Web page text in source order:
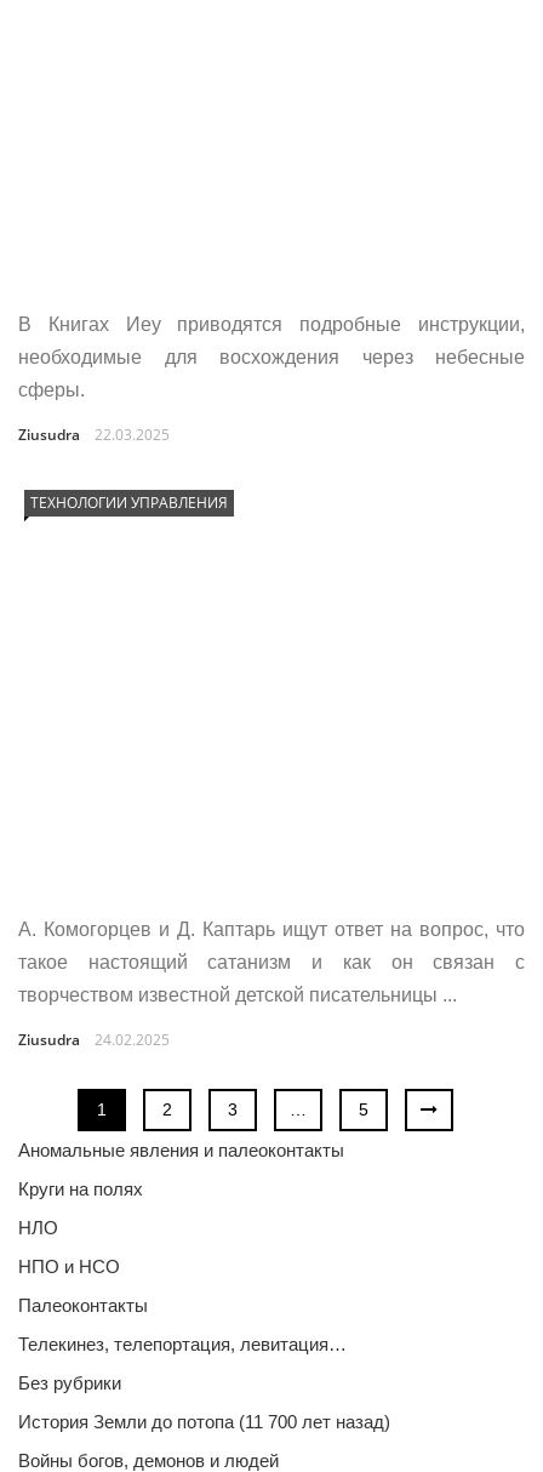
В Книгах Иеу приводятся подробные инструкции,
необходимые для восхождения через небесные
сферы.
Ziusudra 22.03.2025
ТЕХНОЛОГИИ УПРАВЛЕНИЯ
А. Комогорцев и Д. Каптарь ищут ответ на вопрос, что
такое настоящий сатанизм и как он связан с
творчеством известной детской писательницы ...
Ziusudra 24.02.2025
1 2 3 5
Аномальные явления и палеоконтакты
Круги на полях
НЛО
НПО и НСО
Палеоконтакты
Телекинез, телепортация, левитация…
Без рубрики
История Земли до потопа (11 700 лет назад)
Войны богов, демонов и людей